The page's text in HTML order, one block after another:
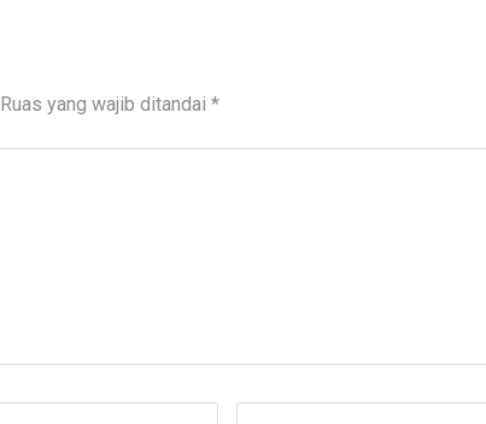
Ruas yang wajib ditandai *